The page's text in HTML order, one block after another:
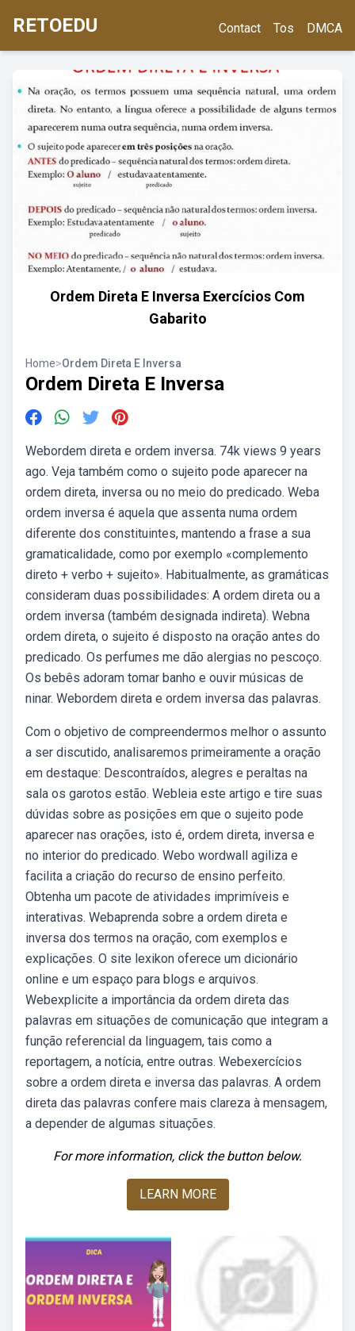
RETOEDU Contact Tos DMCA
Ordem Direta E Inversa Exercícios Com
Gabarito
Home>Ordem Direta E Inversa
Ordem Direta E Inversa
Webordem direta e ordem inversa. 74k views 9 years
ago. Veja também como o sujeito pode aparecer na
ordem direta, inversa ou no meio do predicado. Weba
ordem inversa é aquela que assenta numa ordem
diferente dos constituintes, mantendo a frase a sua
gramaticalidade, como por exemplo «complemento
direto + verbo + sujeito». Habitualmente, as gramáticas
consideram duas possibilidades: A ordem direta ou a
ordem inversa (também designada indireta). Webna
ordem direta, o sujeito é disposto na oração antes do
predicado. Os perfumes me dão alergias no pescoço.
Os bebês adoram tomar banho e ouvir músicas de
ninar. Webordem direta e ordem inversa das palavras.
Com o objetivo de compreendermos melhor o assunto
a ser discutido, analisaremos primeiramente a oração
em destaque: Descontraídos, alegres e peraltas na
sala os garotos estão. Webleia este artigo e tire suas
dúvidas sobre as posições em que o sujeito pode
aparecer nas orações, isto é, ordem direta, inversa e
no interior do predicado. Webo wordwall agiliza e
facilita a criação do recurso de ensino perfeito.
Obtenha um pacote de atividades imprimíveis e
interativas. Webaprenda sobre a ordem direta e
inversa dos termos na oração, com exemplos e
explicações. O site lexikon oferece um dicionário
online e um espaço para blogs e arquivos.
Webexplicite a importância da ordem direta das
palavras em situações de comunicação que integram a
função referencial da linguagem, tais como a
reportagem, a notícia, entre outras. Webexercícios
sobre a ordem direta e inversa das palavras. A ordem
direta das palavras confere mais clareza à mensagem,
a depender de algumas situações.
For more information, click the button below.
LEARN MORE